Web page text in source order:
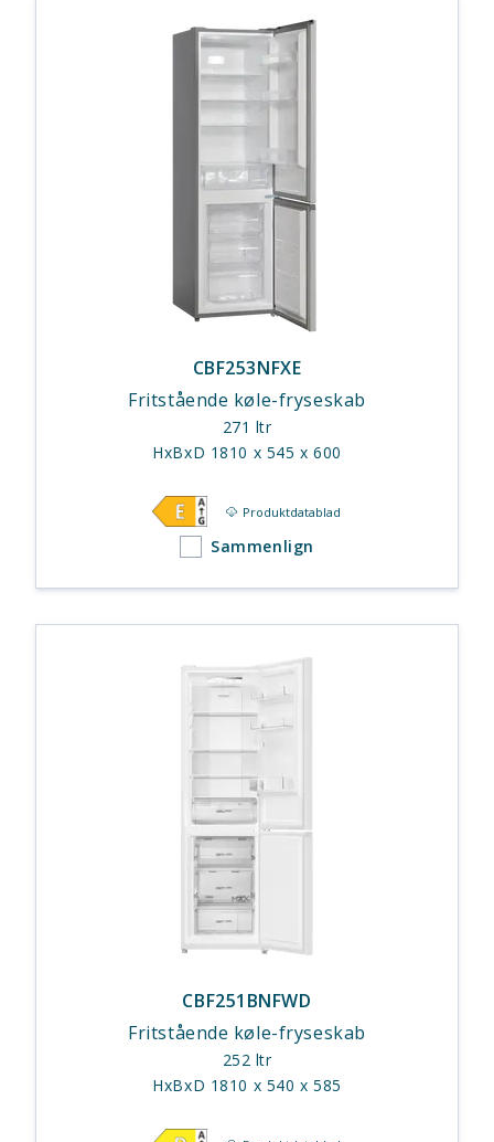
CBF253NFXE
Fritstående køle-fryseskab
271 ltr
HxBxD 1810 x 545 x 600
Produktdatablad
Sammenlign
CBF251BNFWD
Fritstående køle-fryseskab
252 ltr
HxBxD 1810 x 540 x 585